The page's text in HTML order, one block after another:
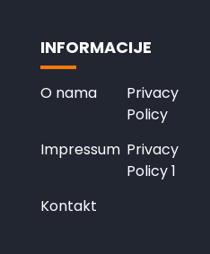
INFORMACIJE
O nama
Privacy
Policy
Impressum Privacy
Policy 1
Kontakt